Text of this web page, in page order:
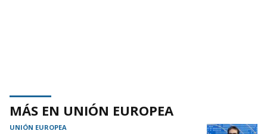
MÁS EN UNIÓN EUROPEA
UNIÓN EUROPEA